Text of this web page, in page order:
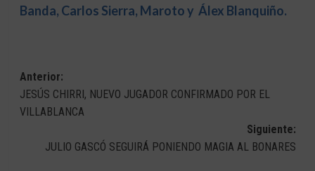
Banda, Carlos Sierra, Maroto y Álex Blanquiño.
Navegación
de
Anterior:
JESÚS CHIRRI, NUEVO JUGADOR CONFIRMADO POR EL
VILLABLANCA
Siguiente:
JULIO GASCÓ SEGUIRÁ PONIENDO MAGIA AL BONARES